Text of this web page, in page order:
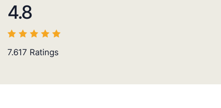
4.8
7.617 Ratings